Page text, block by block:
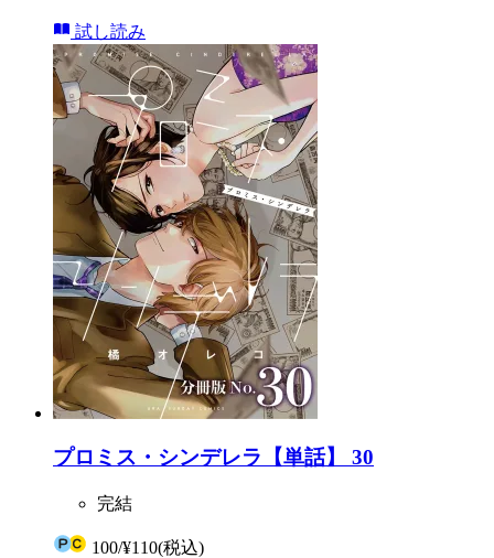
試し読み
プロミス・シンデレラ【単話】 30
完結
100/¥110(税込)